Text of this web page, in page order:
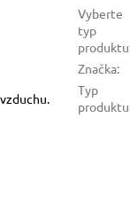
Vyberte
typ
produktu
Značka:
Typ
produktu